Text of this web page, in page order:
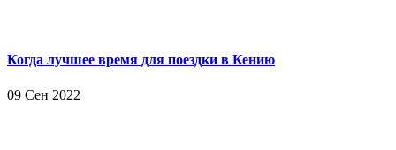
Когда лучшее время для поездки в Кению
09 Сен 2022